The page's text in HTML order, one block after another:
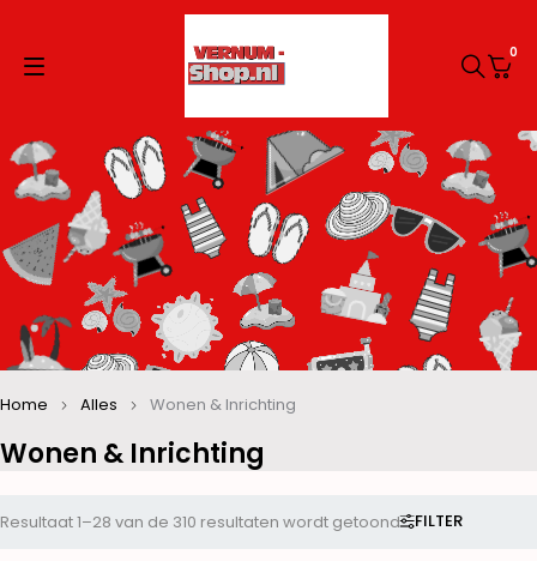
0
Wonen & Inrichting
Home Alles Wonen & Inrichting
FILTER
Resultaat 1–28 van de 310 resultaten wordt getoond